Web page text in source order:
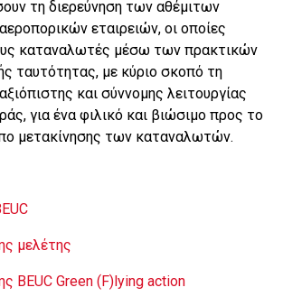
τη διερεύνηση των αθέμιτων
εταιρειών, οι οποίες
καταναλωτές μέσω των πρακτικών
ταυτότητας, με κύριο σκοπό τη
και σύννομης λειτουργίας
για ένα φιλικό και βιώσιμο προς το
μετακίνησης των καταναλωτών.
μελέτης
BEUC Green (F)lying action